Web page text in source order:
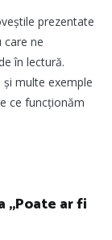
prezentate
care ne
în lectură.
multe exemple
ce funcționăm
„Poate ar fi